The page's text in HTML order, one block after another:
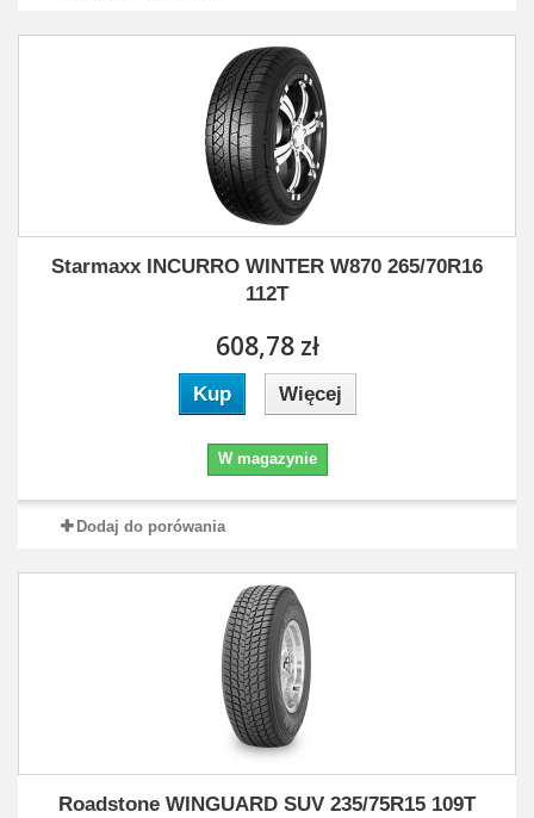
Starmaxx INCURRO WINTER W870 265/70R16
112T
608,78 zł
Kup Więcej
W magazynie
Dodaj do porówania
Roadstone WINGUARD SUV 235/75R15 109T